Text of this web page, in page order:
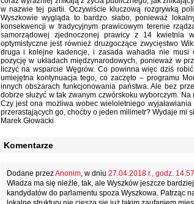
w nazwie tej partii. Oczywiście kluczową rozgrywką
Wyszkowie wygląda to bardzo słabo, ponieważ
konsekwencji w tradycyjnym prawicowym terenie
samorządowej zjednoczonej prawicy z 14 kwietnia
optymistyczne jest również druzgoczące zwycięstwo
druga i kolejne kadencje, i zasada wahadła nie musi
pozycję w układach międzynarodowych, ponieważ w
liczyć na wsparcie Węgrów. Co powinna więc dziś
umiejętna kontynuacja tego, co zaczęto – programu
innych obszarach funkcjonowania państwa. Ale bez
dobrze służyć w tak zwanym czwórskoku wyborczym.
Czy jest ona możliwa wobec wieloletniego
przerastających go, choćby o jeden milimetr? Wydaje mi
Marek Głowacki
Komentarze
Dodane przezAnonim, w dniu 27.04.2018 r., godz. 14.57
Władza ma się nieźle, tak, ale Wyszków jeszcze
kandydatów do parlamentu spoza Wyszkowa. Patrząc